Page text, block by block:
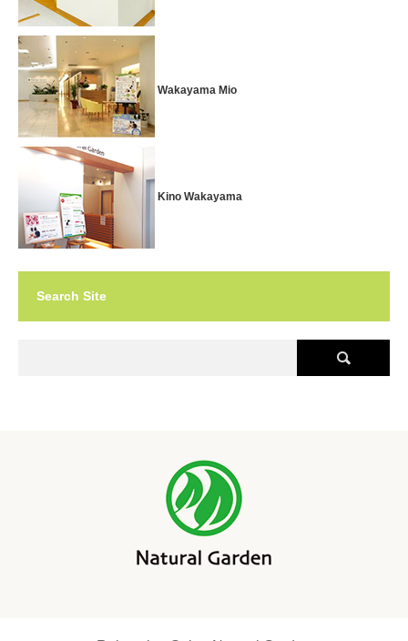
Wakayama Mio
Kino Wakayama
Search Site